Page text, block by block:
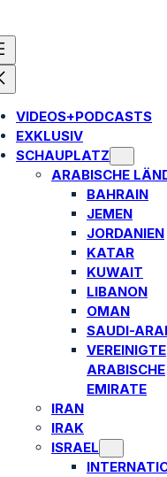
VIDEOS+PODCASTS
EXKLUSIV
SCHAUPLATZ
ARABISCHE
BAHRAIN
JEMEN
JORDANIEN
KATAR
KUWAIT
LIBANON
OMAN
SAUDI-
VEREINIGTE
ARABISCHE
EMIRATE
IRAN
IRAK
ISRAEL